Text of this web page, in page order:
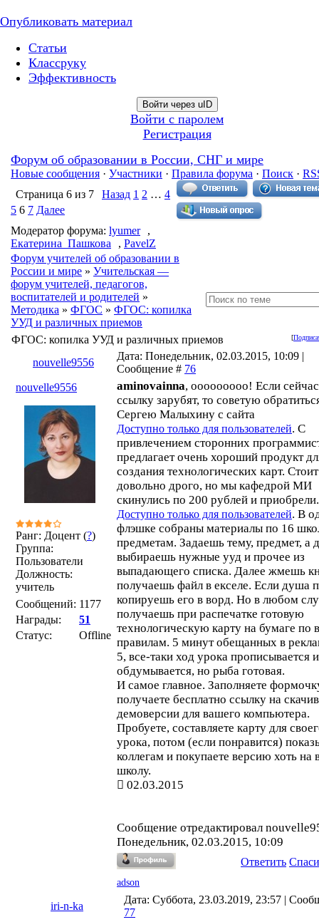
Опубликовать материал
Статьи
Классруку
Эффективность
Войти через uID
Войти с паролем
Регистрация
Форум об образовании в России, СНГ и мире
Новые сообщения · Участники · Правила форума · Поиск ·
Страница 6 из 7 Назад 1 2 … 4
5 6 7 Далее
Модератор форума: lyumer
,
Екатерина_Пашкова
, PavelZ
Форум учителей об образовании в
России и мире » Учительская —
форум учителей, педагогов,
воспитателей и родителей »
Методика » ФГОС » ФГОС: копилка
УУД и различных приемов
[
ФГОС: копилка УУД и различных приемов
nouvelle9556
Дата: Понедельник, 02.03.2015, 10:09 |
Сообщение # 76
nouvelle9556
Ранг: Доцент (?)
Группа:
Пользователи
Должность:
учитель
Сообщений: 1177
Награды:
51
Статус:
Offline
aminovainna, ооооооооо! Если сейчас
ссылку зарубят, то советую
Сергею Малыхину с сайта
Доступно только для пользователей. С
привлечением сторонних
предлагает очень хороший продукт
создания технологических карт. Стоит
довольно дрого, но мы кафедрой МИ
скинулись по 200 рублей и приобрели.
Доступно только для пользователей. В
флэшке собраны материалы по 16
предметам. Задаешь тему, предмет, а
выбираешь нужные ууд и прочее из
выпадающего списка. Далее жмешь
получаешь файл в екселе. Если душа
копируешь его в ворд. Но в любом
получаешь при распечатке готовую
технологическую карту на бумаге по
правилам. 5 минут обещанных в
5, все-таки ход урока прописывается и
обдумывается, но рыба готовая.
И самое главное. Заполняете
получаете бесплатно ссылку на
демоверсии для вашего компьютера.
Пробуете, составляете карту для
урока, потом (если понравится)
коллегам и покупаете версию хоть на
школу.
02.03.2015
Сообщение отредактировал
Понедельник, 02.03.2015, 10:09
Ответить
adson
iri-n-ka
Дата: Суббота, 23.03.2019, 23:57 |
77